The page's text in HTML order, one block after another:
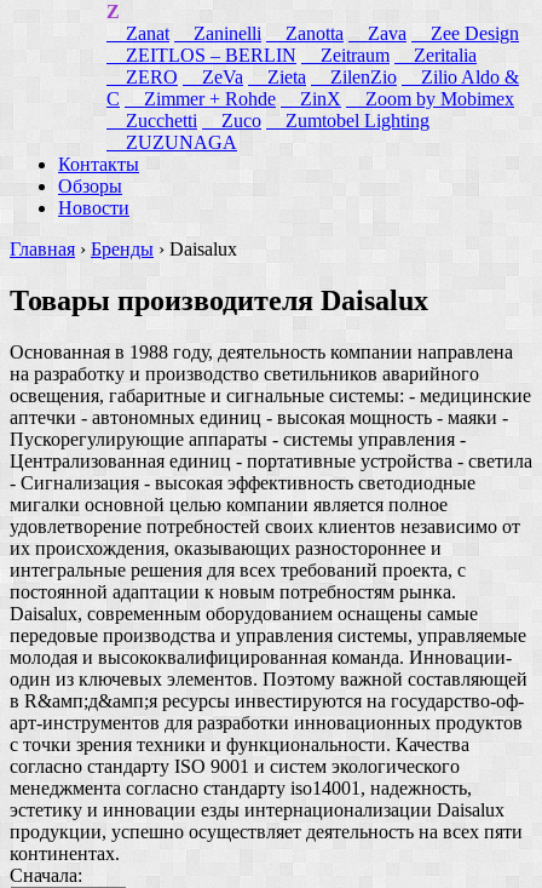
Z
Zanat
Zaninelli Zanotta Zava
Zee Design
ZEITLOS – BERLIN
Zeitraum
Zeritalia
ZERO
ZeVa Zieta ZilenZio
Zilio Aldo &
C
Zimmer + Rohde ZinX
Zoom by Mobimex
Zucchetti
Zuco
Zumtobel Lighting
ZUZUNAGA
Контакты
Обзоры
Новости
Главная › Бренды › Daisalux
Товары производителя Daisalux
Основанная в 1988 году, деятельность компании направлена
на разработку и производство светильников аварийного
освещения, габаритные и сигнальные системы: - медицинские
аптечки - автономных единиц - высокая мощность - маяки -
Пускорегулирующие аппараты - системы управления -
Централизованная единиц - портативные устройства - светила
- Сигнализация - высокая эффективность светодиодные
мигалки основной целью компании является полное
удовлетворение потребностей своих клиентов независимо от
их происхождения, оказывающих разностороннее и
интегральные решения для всех требований проекта, с
постоянной адаптации к новым потребностям рынка.
Daisalux, современным оборудованием оснащены самые
передовые производства и управления системы, управляемые
молодая и высококвалифицированная команда. Инновации-
один из ключевых элементов. Поэтому важной составляющей
в R&амп;д&амп;я ресурсы инвестируются на государство-оф-
арт-инструментов для разработки инновационных продуктов
с точки зрения техники и функциональности. Качества
согласно стандарту ISO 9001 и систем экологического
менеджмента согласно стандарту iso14001, надежность,
эстетику и инновации езды интернационализации Daisalux
продукции, успешно осуществляет деятельность на всех пяти
континентах.
Сначала: